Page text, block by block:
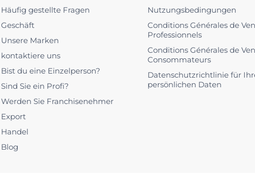
Häufig gestellte Fragen
Geschäft
Unsere Marken
kontaktiere uns
Bist du eine Einzelperson?
Sind Sie ein Profi?
Werden Sie Franchisenehmer
Export
Handel
Blog
Nutzungsbedingungen
Conditions Générales de
Professionnels
Conditions Générales de
Consommateurs
Datenschutzrichtlinie für
persönlichen Daten